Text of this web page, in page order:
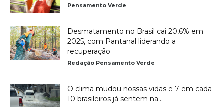
Pensamento Verde
Desmatamento no Brasil cai 20,6% em
2025, com Pantanal liderando a
recuperação
Redação Pensamento Verde
O clima mudou nossas vidas e 7 em cada
10 brasileiros já sentem na...